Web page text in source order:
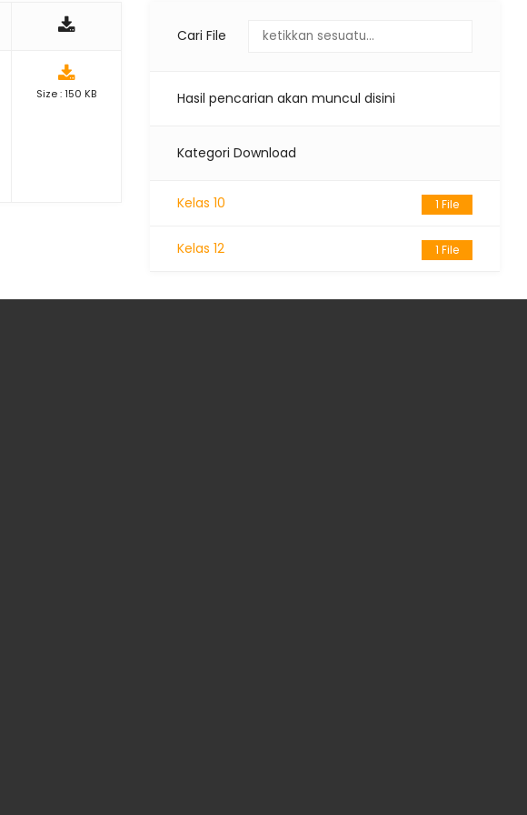
Size : 150 KB
Cari File
Hasil pencarian akan muncul disini
Kategori Download
Kelas 10 1 File
Kelas 12 1 File